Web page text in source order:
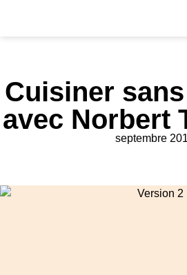
Cuisiner
avec Norbert
septembre